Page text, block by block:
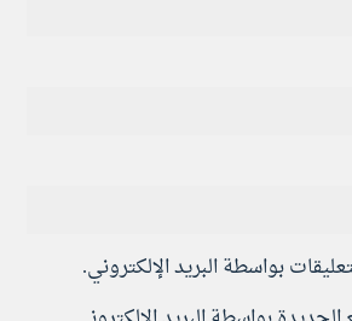
بواسطة البريد الإلكتروني.